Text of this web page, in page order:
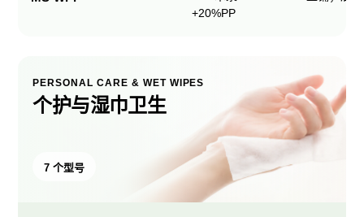
+20%PP
PERSONAL CARE & WET WIPES
个护与湿巾卫生
7 个型号